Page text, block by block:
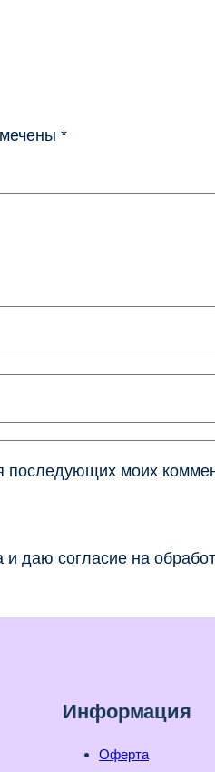
*
последующих моих
даю согласие на
Информация
Оферта